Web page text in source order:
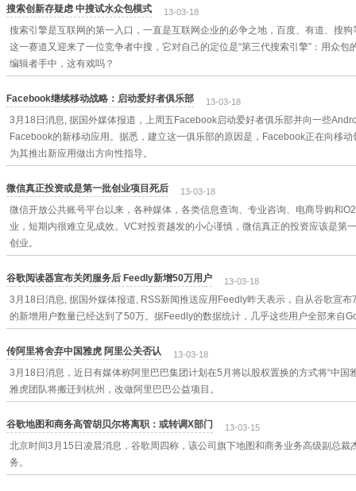
搜索创新存疑虑 中搜试水众包模式 13-03-18
搜索引擎是互联网的第一入口，一直是互联网企业的必争之地，百度、有道、搜
这一赛道又迎来了一位竞争者中搜，它对自己的定位是“第三代搜索引擎”：用众
编辑者手中，这有戏吗？
Facebook继续移动战略：启动爱好者俱乐部 13-03-18
3月18日消息, 据国外媒体报道，上周五Facebook启动爱好者俱乐部并向一些
Facebook的新移动应用。据悉，建立这一俱乐部的原因是，Facebook正在向移
为其推出新应用做出方向性指导。
微信真正投资或是第一批创业项目死后 13-03-18
微信开放公共账号平台以来，各种媒体，各类信息查询、专业咨询、电商导购和
业，短期内很难立见成效。VC对投资越发的小心谨慎，微信真正的投资应该是第
创业。
谷歌阅读器宣布关闭服务后 Feedly新增50万用户 13-03-18
3月18日消息, 据国外媒体报道, RSS新闻推送应用Feedly昨天表示，自从谷歌宣
的新增用户数量已经达到了50万。据Feedly的数据统计，几乎这些用户全部来自
传阿里将舍弃中国雅虎 阿里公关否认 13-03-18
3月18日消息，近日有媒体称阿里巴巴集团计划在5月将以股权置换的方式将“中国
雅虎团队将搬迁到杭州，改做阿里巴巴公益项目。
谷歌地图和商务高管胡贝尔将离职：或转调X部门 13-03-15
北京时间3月15日凌晨消息，谷歌周四称，该公司旗下地图和商务业务高级副总裁
务。